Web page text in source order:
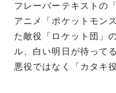
フレーバーテキストの
アニメ「ポケットモン
た敵役「ロケット団」
ル、白い明日が待って
悪役ではなく「カタキ